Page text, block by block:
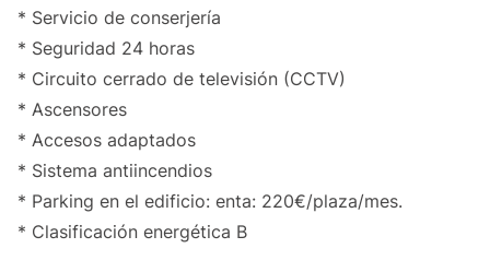
* Servicio de conserjería
* Seguridad 24 horas
* Circuito cerrado de televisión (CCTV)
* Ascensores
* Accesos adaptados
* Sistema antiincendios
* Parking en el edificio: enta: 220€/plaza/mes.
* Clasificación energética B